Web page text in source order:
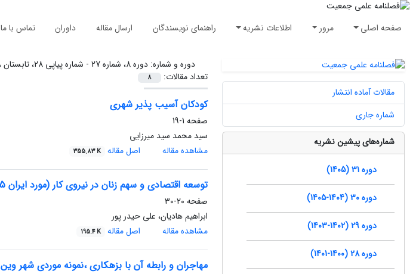
صفحه اصلی مرور اطلاعات نشریه راهنمای نویسندگان ارسال مقاله داوران تماس با ما
دوره و شماره:دوره 8، شماره 27 - شماره پیاپی 28، تابستان 1378 (بهار و تابستان 1378)
تعداد مقالات:
8
کودکان آسیب پذیر شهری
صفحه 1-19
سید محمد سید میرزایی
مشاهده مقاله
اصل مقاله 355.83 K
توسعه اقتصادی و سهم زنان در نیروی کار (مورد ایران 1375-1355)
صفحه 20-30
ابراهیم هادیان، علی حیدر پور
مشاهده مقاله
اصل مقاله 195.4 K
مهاجران و رابطه آن با بزهکاری ،نمونه موردی شهر وین 1996
مقالات آماده انتشار
شماره جاری
شماره‌های پیشین نشریه
دوره 31 (1405)
دوره 30 (1404-1405)
دوره 29 (1402-1403)
دوره 28 (1400-1401)